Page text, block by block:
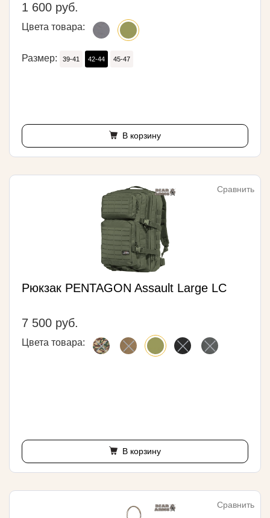
1 600 руб.
Цвета товара:
Размер: 39-41 42-44 45-47
В корзину
Сравнить
Рюкзак PENTAGON Assault Large LC
7 500 руб.
Цвета товара:
В корзину
Сравнить